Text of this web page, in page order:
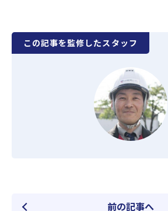
この記事を監修したスタッフ
前の記事へ